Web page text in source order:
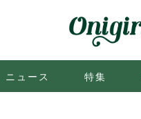
ニュース 特集